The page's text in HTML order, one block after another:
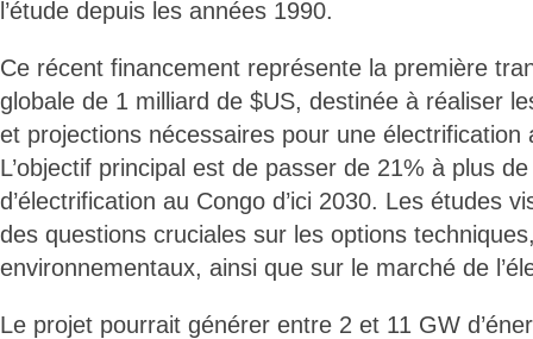
l’étude depuis les années 1990.
Ce récent financement représente la première
globale de 1 milliard de $US, destinée à réaliser
et projections nécessaires pour une électrification
L’objectif principal est de passer de 21% à plus
d’électrification au Congo d’ici 2030. Les études
des questions cruciales sur les options
environnementaux, ainsi que sur le marché de
Le projet pourrait générer entre 2 et 11 GW